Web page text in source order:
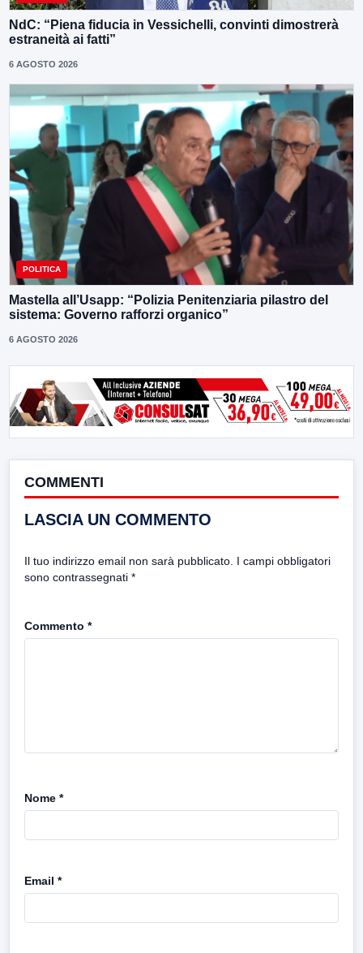
NdC: “Piena fiducia in Vessichelli, convinti dimostrerà
estraneità ai fatti”
6 AGOSTO 2026
POLITICA
Mastella all’Usapp: “Polizia Penitenziaria pilastro del
sistema: Governo rafforzi organico”
6 AGOSTO 2026
COMMENTI
LASCIA UN COMMENTO
Il tuo indirizzo email non sarà pubblicato. I campi obbligatori
sono contrassegnati *
Commento *
Nome *
Email *